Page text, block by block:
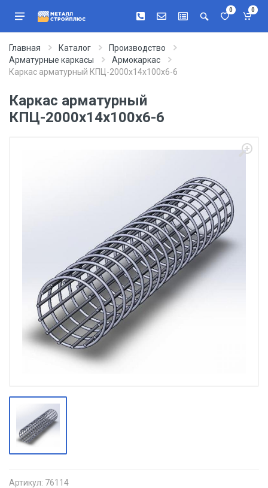
0 0
Главная Каталог
Производство
Арматурные каркасы
Армокаркас
Каркас арматурный КПЦ-2000х14х100х6-6
Каркас арматурный
КПЦ-2000х14х100х6-6
Артикул: 76114